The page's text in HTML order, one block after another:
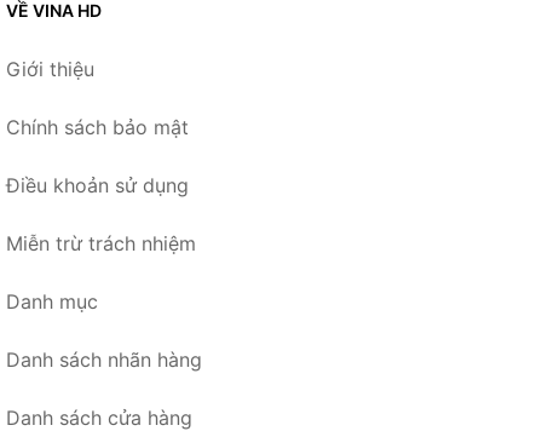
VỀ VINA HD
Giới thiệu
Chính sách bảo mật
Điều khoản sử dụng
Miễn trừ trách nhiệm
Danh mục
Danh sách nhãn hàng
Danh sách cửa hàng